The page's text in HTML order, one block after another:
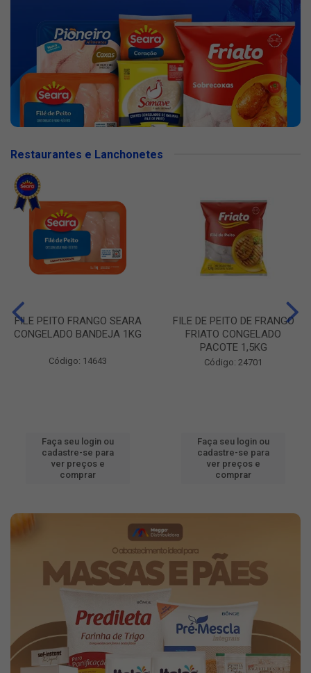
Restaurantes e Lanchonetes
FILE PEITO FRANGO SEARA
CONGELADO BANDEJA 1KG
Código: 14643
Faça seu login ou
cadastre-se para
ver preços e
comprar
FILE DE PEITO DE FRANGO
FRIATO CONGELADO
PACOTE 1,5KG
Código: 24701
Faça seu login ou
cadastre-se para
ver preços e
comprar